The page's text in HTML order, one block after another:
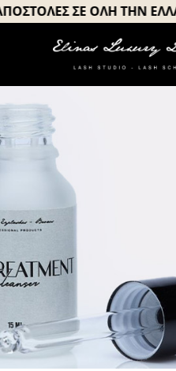
Μετάβαση
στο
περιεχόμενο
ΣΕ ΟΛΗ ΤΗΝ ΕΛΛΑΔΑ